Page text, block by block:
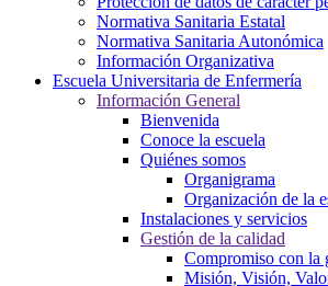
Normativa Sanitaria Estatal
Normativa Sanitaria Autonómica
Información Organizativa
Escuela Universitaria de Enfermería
Información General
Bienvenida
Conoce la escuela
Quiénes somos
Organigrama
Organización de la
Instalaciones y servicios
Gestión de la calidad
Compromiso con la
Misión, Visión,